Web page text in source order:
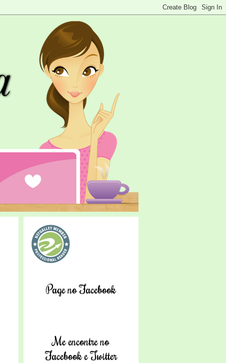
Page no Facebook
Me encontre no
Facebook e Twitter